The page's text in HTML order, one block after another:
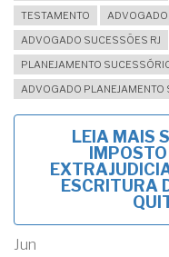
TESTAMENTO
ADVOGADO
ADVOGADO SUCESSÕES RJ
PLANEJAMENTO
ADVOGADO PLANEJAMENTO
LEIA MAIS
ESCRITURA
Jun